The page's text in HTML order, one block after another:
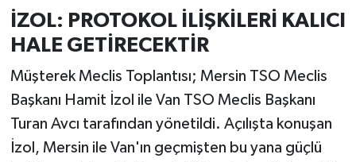
İZOL: PROTOKOL İLİŞKİLERİ KALICI
HALE GETİRECEKTİR
Müşterek Meclis Toplantısı; Mersin TSO Meclis
Başkanı Hamit İzol ile Van TSO Meclis Başkanı
Turan Avcı tarafından yönetildi. Açılışta konuşan
İzol, Mersin ile Van'ın geçmişten bu yana güçlü